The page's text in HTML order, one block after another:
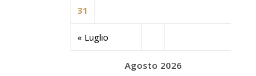
Agosto 2026
« Luglio
31